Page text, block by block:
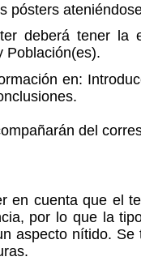
pósters
deberá tener la
Población(es).
en:
del
en cuenta que el
por lo que la
aspecto nítido.